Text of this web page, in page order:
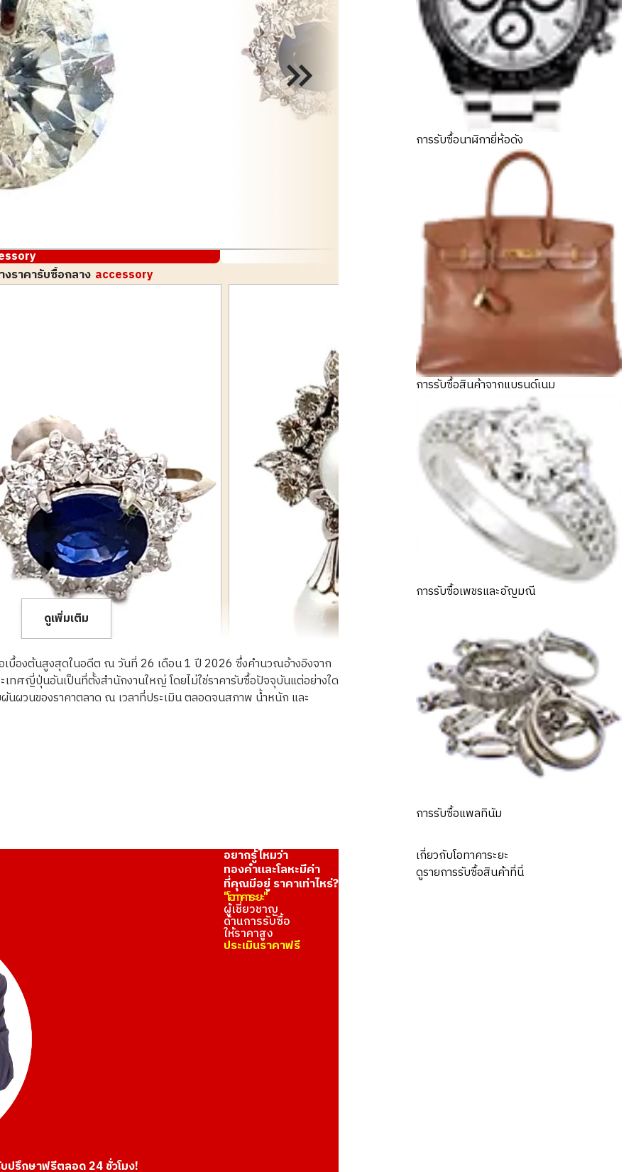
earrings
งราคารับซื้อกลาง accessory
ดูเพิ่มเติม
เบื้องต้นสูงสุดในอดีต ณ วันที่ 26 เดือน 1 ปี 2026 ซึ่งคำนวณอ้างอิงจาก
ทศญี่ปุ่นอันเป็นที่ตั้งสำนักงานใหญ่ โดยไม่ใช่ราคารับซื้อปัจจุบันแต่อย่างใด
นผวนของราคาตลาด ณ เวลาที่ประเมิน ตลอดจนสภาพ น้ำหนัก และ
อยากรู้ไหมว่า
ทองคำและโลหะมีค่า
ที่คุณมีอยู่ ราคาเท่าไหร่?
"โอทาคาระยะ"
ผู้เชี่ยวชาญ
ด้านการรับซื้อ
ให้ราคาสูง
ประเมินราคาฟรี
ปรึกษาฟรีตลอด 24 ชั่วโมง!
การรับซื้อนาฬิกายี่ห้อดัง
การรับซื้อสินค้าจากแบรนด์เนม
การรับซื้อเพชรและอัญมณี
การรับซื้อแพลทินัม
เกี่ยวกับโอทาคาระยะ
ดูรายการรับซื้อสินค้าที่นี่